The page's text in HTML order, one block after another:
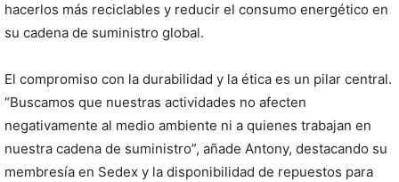
hacerlos más reciclables y reducir el consumo energético en
su cadena de suministro global.
El compromiso con la durabilidad y la ética es un pilar central.
“Buscamos que nuestras actividades no afecten
negativamente al medio ambiente ni a quienes trabajan en
nuestra cadena de suministro”, añade Antony, destacando su
membresía en Sedex y la disponibilidad de repuestos para